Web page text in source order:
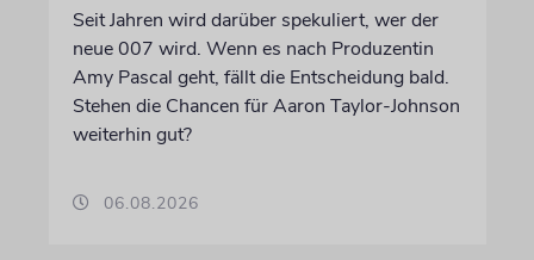
Seit Jahren wird darüber spekuliert, wer der
neue 007 wird. Wenn es nach Produzentin
Amy Pascal geht, fällt die Entscheidung bald.
Stehen die Chancen für Aaron Taylor-Johnson
weiterhin gut?
06.08.2026